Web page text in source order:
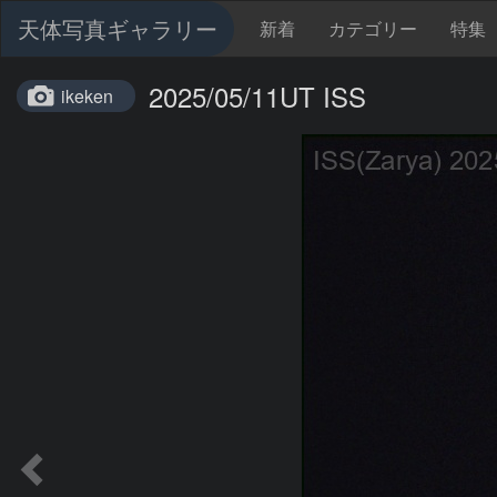
天体写真ギャラリー 新着 カテゴリー 特集
ikeken 2025/05/11UT ISS